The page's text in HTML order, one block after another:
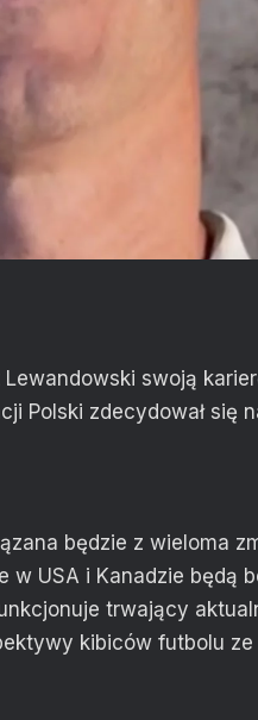
swoją
Polski zdecydował się
będzie z wieloma
USA i Kanadzie będą
trwający
kibiców futbolu